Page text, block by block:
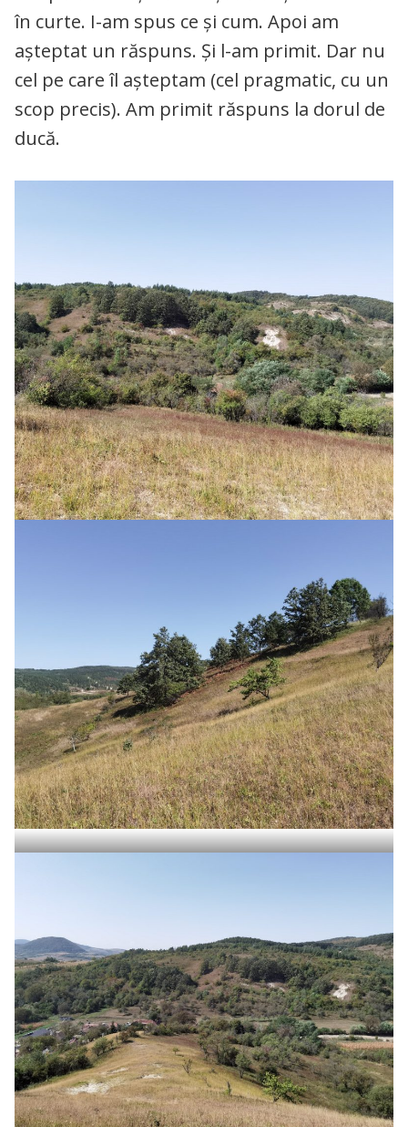
în curte. I-am spus ce și cum. Apoi am
așteptat un răspuns. Și l-am primit. Dar nu
cel pe care îl așteptam (cel pragmatic, cu un
scop precis). Am primit răspuns la dorul de
ducă.